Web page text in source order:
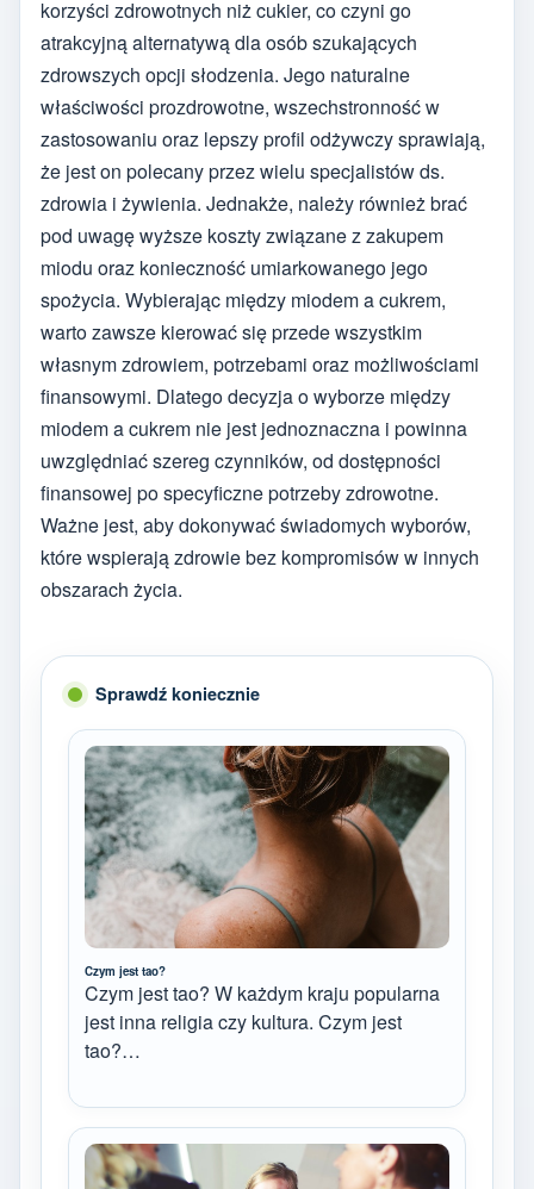
korzyści zdrowotnych niż cukier, co czyni go
atrakcyjną alternatywą dla osób szukających
zdrowszych opcji słodzenia. Jego naturalne
właściwości prozdrowotne, wszechstronność w
zastosowaniu oraz lepszy profil odżywczy sprawiają,
że jest on polecany przez wielu specjalistów ds.
zdrowia i żywienia. Jednakże, należy również brać
pod uwagę wyższe koszty związane z zakupem
miodu oraz konieczność umiarkowanego jego
spożycia. Wybierając między miodem a cukrem,
warto zawsze kierować się przede wszystkim
własnym zdrowiem, potrzebami oraz możliwościami
finansowymi. Dlatego decyzja o wyborze między
miodem a cukrem nie jest jednoznaczna i powinna
uwzględniać szereg czynników, od dostępności
finansowej po specyficzne potrzeby zdrowotne.
Ważne jest, aby dokonywać świadomych wyborów,
które wspierają zdrowie bez kompromisów w innych
obszarach życia.
Sprawdź koniecznie
Czym jest tao?
Czym jest tao? W każdym kraju popularna
jest inna religia czy kultura. Czym jest
tao?…